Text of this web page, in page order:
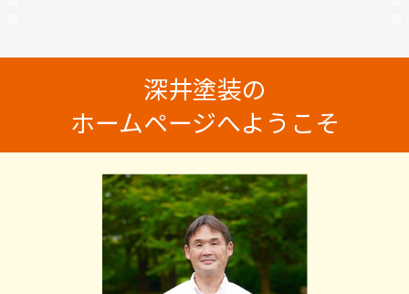
深井塗装の
ホームページへようこそ